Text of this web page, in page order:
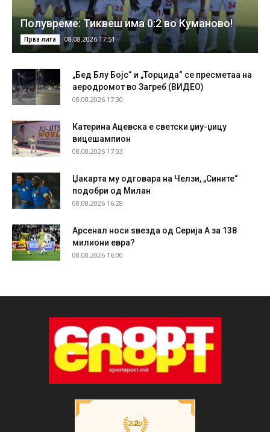
Полувреме: Тиквеш има 0:2 во Куманово!
Прва лига 08.08.2026 17:51
„Бед Блу Бојс“ и „Торцида“ се пресметаа на
аеродромот во Загреб (ВИДЕО)
08.08.2026 17:30
Катерина Ацевска е светски џиу-џицу
вицешампион
08.08.2026 17:03
Џакарта му одговара на Челзи, „Сините“
подобри од Милан
08.08.2026 16:28
Арсенал носи ѕвезда од Серија А за 138
милиони евра?
08.08.2026 16:00